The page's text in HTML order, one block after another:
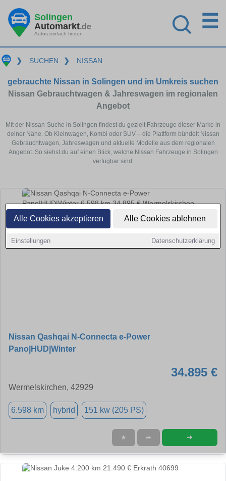
Alle Cookies akzeptieren Alle Cookies ablehnen
Einstellungen Datenschutzerklärung
Solingen
Automarkt.de
Autos einfach finden
☰
❯ SUCHEN ❯ NISSAN
gebrauchte Nissan in Solingen und im Umkreis suchen
Nissan Gebrauchtwagen & Jahreswagen im regionalen
Angebot
Mit der Nissan-Suche in Solingen findest du gezielt Fahrzeuge dieser Marke in
deiner Nähe. Ob Kleinwagen, Kombi oder SUV – die Plattform bündelt Nissan
Gebrauchtwagen, Jahreswagen und aktuelle Modelle aus dem regionalen
Angebot. So siehst du auf einen Blick, welche Nissan Fahrzeuge in Solingen
verfügbar sind.
Nissan Qashqai N-Connecta e-Power
Pano|HUD|Winter
34.895 €
Wermelskirchen, 42929
6.598 km hybrid 151 kw (205 PS)
★ ➦ ➜